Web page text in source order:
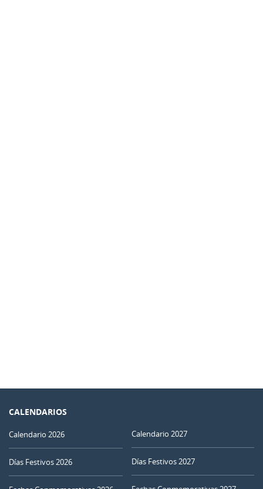
CALENDARIOS
Calendario 2026
Días Festivos 2026
Calendario 2027
Días Festivos 2027